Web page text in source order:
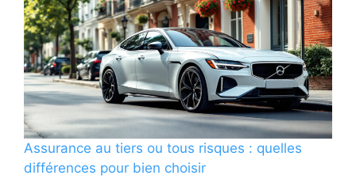
Assurance au tiers ou tous risques : quelles
différences pour bien choisir